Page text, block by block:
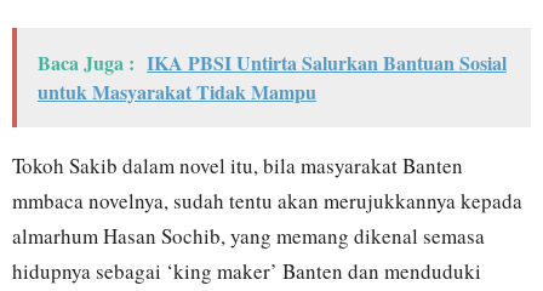
Baca Juga : IKA PBSI Untirta Salurkan Bantuan Sosial
untuk Masyarakat Tidak Mampu
Tokoh Sakib dalam novel itu, bila masyarakat Banten
mmbaca novelnya, sudah tentu akan merujukkannya kepada
almarhum Hasan Sochib, yang memang dikenal semasa
hidupnya sebagai ‘king maker’ Banten dan menduduki